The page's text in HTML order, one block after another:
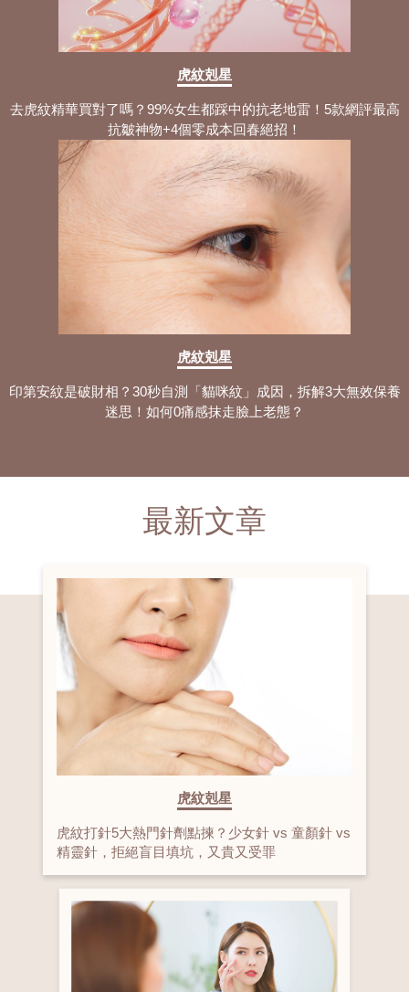
虎紋剋星
去虎紋精華買對了嗎？99%女生都踩中的抗老地雷！5款網評最高
抗皺神物+4個零成本回春絕招！
虎紋剋星
印第安紋是破財相？30秒自測「貓咪紋」成因，拆解3大無效保養
迷思！如何0痛感抹走臉上老態？
最新文章
虎紋剋星
虎紋打針5大熱門針劑點揀？少女針 vs 童顏針 vs
精靈針，拒絕盲目填坑，又貴又受罪